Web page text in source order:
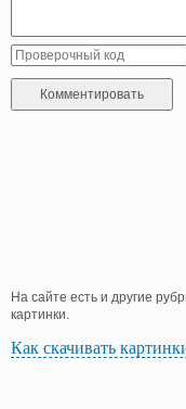
На сайте есть и другие
картинки.
Как скачивать